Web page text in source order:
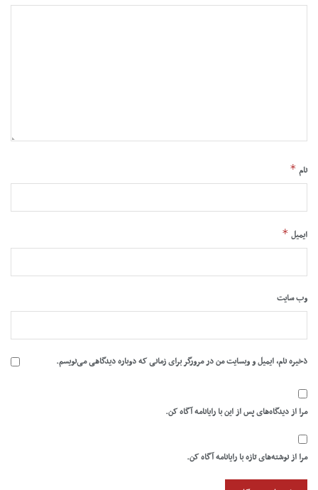
نام *
ایمیل *
وب‌ سایت
ذخیره نام، ایمیل و وبسایت من در مرورگر برای زمانی که دوباره دیدگاهی می‌نویسم.
مرا از دیدگاه‌های پس از این با رایانامه آگاه کن.
مرا از نوشته‌های تازه با رایانامه آگاه کن.